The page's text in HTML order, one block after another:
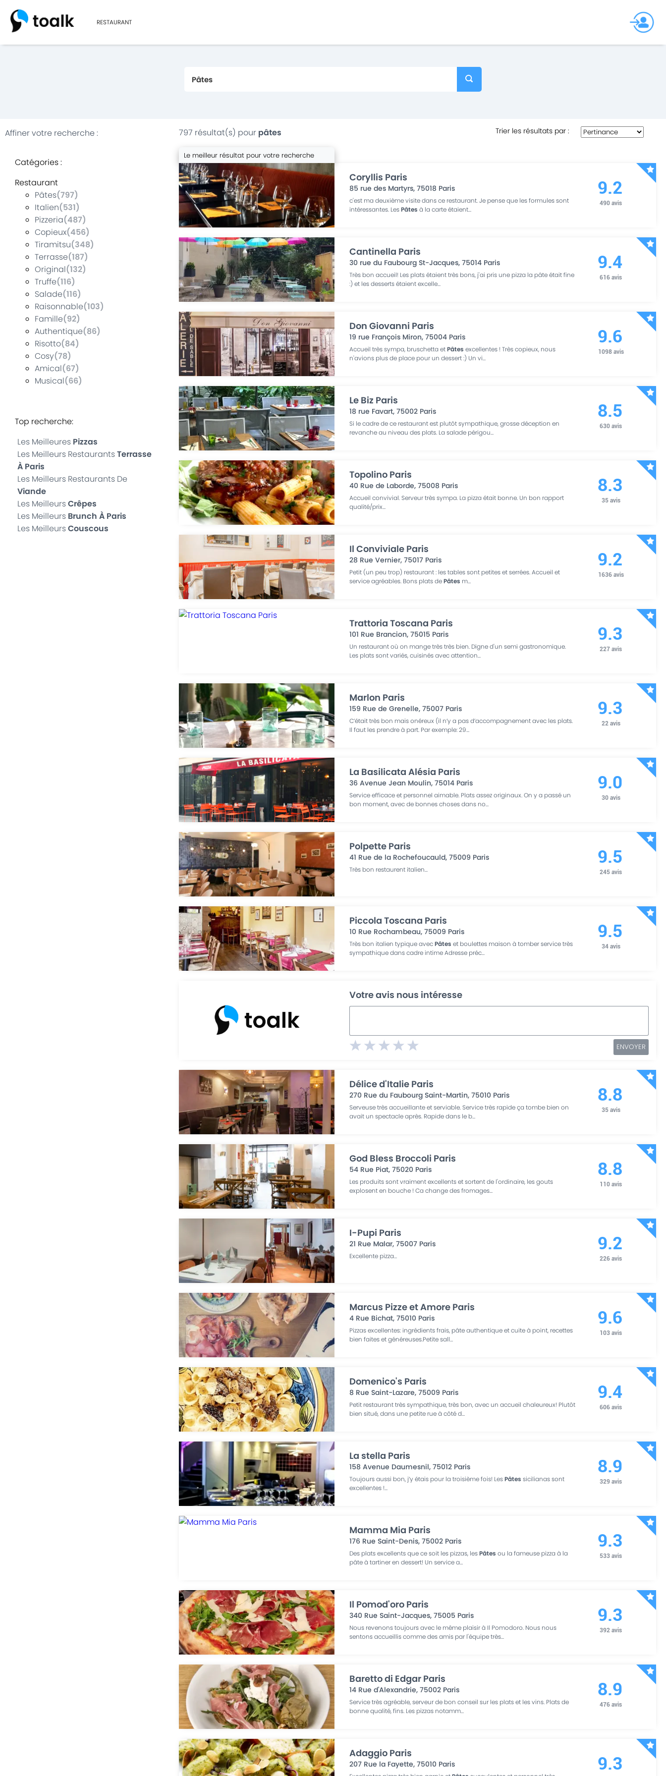
RESTAURANT
Affiner votre recherche: 797 résultat(s) pour pâtes Trier les résultats par:
Catégories:
Restaurant
Pâtes(797)
Italien(531)
Pizzeria(487)
Copieux(456)
Tiramitsu(348)
Terrasse(187)
Original(132)
Truffe(116)
Salade(116)
Raisonnable(103)
Famille(92)
Authentique(86)
Risotto(84)
Cosy(78)
Amical(67)
Musical(66)
Top recherche:
Les Meilleures Pizzas
Les Meilleurs RestaurantsTerrasse
À Paris
Les Meilleurs Restaurants De
Viande
Les MeilleursCrêpes
Les Meilleurs Brunch À Paris
Les MeilleursCouscous
Le meilleur résultat pour votre recherche
Coryllis Paris
85 rue des Martyrs,75018 Paris
c'est ma deuxième visite dans ce restaurant. Je pense que les formules sont
intéressantes. LesPâtes à la carte étaient...
9.2
490 avis
Cantinella Paris
30 rue du Faubourg St-Jacques,75014 Paris
Très bon accueil! Les plats étaient très bons, j'ai pris une pizza la pâte était fine
:) et les desserts étaient excelle...
9.4
616 avis
Don Giovanni Paris
19 rue François Miron,75004 Paris
Accueil très sympa, bruschetta etPâtes excellentes ! Très copieux, nous
n'avions plus de place pour un dessert :) Un vi...
9.6
1098 avis
Le Biz Paris
18 rue Favart,75002 Paris
Si le cadre de ce restaurant est plutôt sympathique, grosse déception en
revanche au niveau des plats. La salade périgou...
8.5
630 avis
Topolino Paris
40 Rue de Laborde,75008 Paris
Accueil convivial. Serveur très sympa. La pizza était bonne. Un bon rapport
qualité/prix...
8.3
35 avis
Il Conviviale Paris
28 Rue Vernier,75017 Paris
Petit (un peu trop) restaurant : les tables sont petites et serrées. Accueil et
service agréables. Bons plats dePâtes m...
9.2
1636 avis
Trattoria Toscana Paris
101 Rue Brancion,75015 Paris
Un restaurant où on mange très très bien. Digne d'un semi gastronomique.
Les plats sont variés, cuisinés avec attention...
9.3
227 avis
Marlon Paris
159 Rue de Grenelle,75007 Paris
C’était très bon mais onéreux (il n’y a pas d’accompagnement avec les plats.
Il faut les prendre à part. Par exemple: 29...
9.3
22 avis
La Basilicata Alésia Paris
36 Avenue Jean Moulin,75014 Paris
Service efficace et personnel aimable. Plats assez originaux. On y a passé un
bon moment, avec de bonnes choses dans no...
9.0
30 avis
Polpette Paris
41 Rue de la Rochefoucauld,75009 Paris
Très bon restaurent italien...
9.5
245 avis
Piccola Toscana Paris
10 Rue Rochambeau,75009 Paris
Très bon italien typique avecPâtes et boulettes maison à tomber service très
sympathique dans cadre intime Adresse préc...
9.5
34 avis
Votre avis nous intéresse
ENVOYER
Délice d'Italie Paris
270 Rue du Faubourg Saint-Martin,75010 Paris
Serveuse très accueillante et serviable. Service très rapide ça tombe bien on
avait un spectacle après. Rapide dans le b...
8.8
35 avis
God Bless Broccoli Paris
54 Rue Piat,75020 Paris
Les produits sont vraiment excellents et sortent de l'ordinaire, les gouts
explosent en bouche ! Ca change des fromages...
8.8
110 avis
I-Pupi Paris
21 Rue Malar,75007 Paris
Excellente pizza...
9.2
226 avis
Marcus Pizze et Amore Paris
4 Rue Bichat,75010 Paris
Pizzas excellentes: ingrédients frais, pâte authentique et cuite à point, recettes
bien faites et généreuses.Petite sall...
9.6
103 avis
Domenico's Paris
8 Rue Saint-Lazare,75009 Paris
Petit restaurant très sympathique, très bon, avec un accueil chaleureux! Plutôt
bien situé, dans une petite rue à côté d...
9.4
606 avis
La stella Paris
158 Avenue Daumesnil,75012 Paris
Toujours aussi bon, j’y étais pour la troisième fois! LesPâtes sicilianas sont
excellentes !...
8.9
329 avis
Mamma Mia Paris
176 Rue Saint-Denis,75002 Paris
Des plats excellents que ce soit les pizzas, lesPâtes ou la fameuse pizza à la
pâte à tartiner en dessert! Un service a...
9.3
533 avis
Il Pomod'oro Paris
340 Rue Saint-Jacques,75005 Paris
Nous revenons toujours avec le même plaisir à Il Pomodoro. Nous nous
sentons accueillis comme des amis par l'équipe très...
9.3
392 avis
Baretto di Edgar Paris
14 Rue d'Alexandrie,75002 Paris
Service très agréable, serveur de bon conseil sur les plats et les vins. Plats de
bonne qualité, fins. Les pizzas notamm...
8.9
476 avis
Adaggio Paris
207 Rue la Fayette,75010 Paris 9.3